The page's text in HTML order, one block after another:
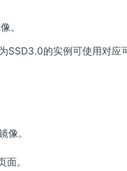
。
SSD3.0的实例可使用对
像。
面。